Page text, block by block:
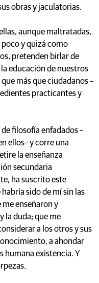
obras y jaculatorias.
aunque maltratadas,
poco y quizá como
pretenden birlar de
educación de nuestros
más que ciudadanos –
practicantes y
filosofía enfadados –
ellos– y corre una
la enseñanza
secundaria
ha suscrito este
sido de mí sin las
me enseñaron y
la duda; que me
a los otros y sus
a ahondar
humana existencia. Y